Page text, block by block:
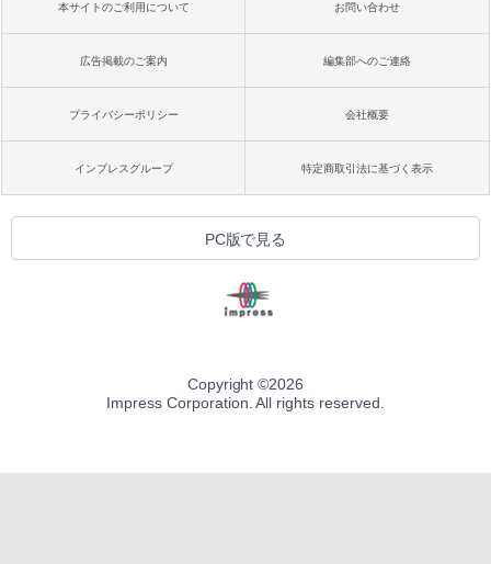
本サイトのご利用について お問い合わせ
広告掲載のご案内 編集部へのご連絡
プライバシーポリシー 会社概要
インプレスグループ 特定商取引法に基づく表示
PC版で見る
Copyright ©2026
Impress Corporation. All rights reserved.